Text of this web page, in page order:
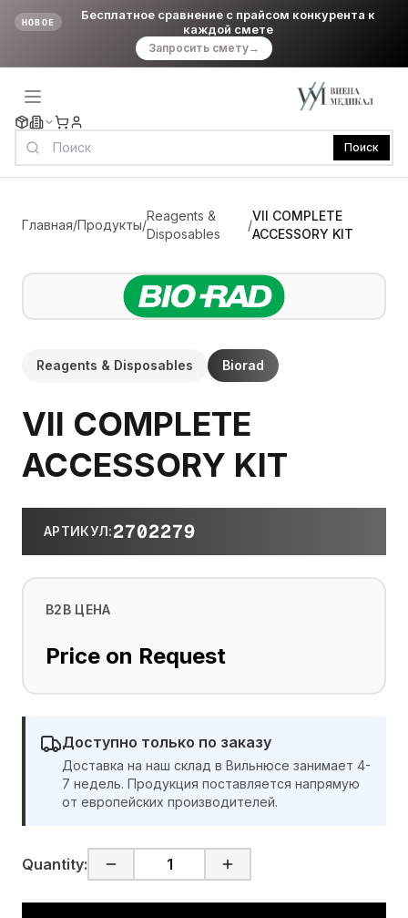
НОВОЕ
Бесплатное сравнение с прайсом конкурента к
каждой смете
Запросить смету→
Поиск
Главная/Продукты/
Reagents &
Disposables
/
VII COMPLETE
ACCESSORY KIT
Reagents & Disposables Biorad
VII COMPLETE
ACCESSORY KIT
АРТИКУЛ:2702279
B2B ЦЕНА
Price on Request
Доступно только по заказу
Доставка на наш склад в Вильнюсе занимает 4-
7 недель. Продукция поставляется напрямую
от европейских производителей.
Quantity: